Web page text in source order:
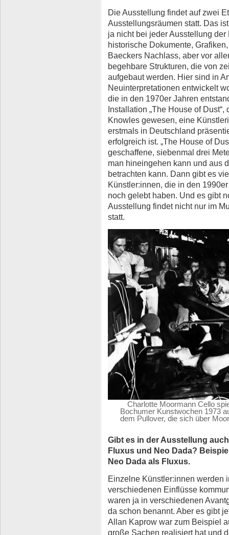
Die Ausstellung findet auf zwei
Ausstellungsräumen statt. Das
ja nicht bei jeder Ausstellung
historische Dokumente,
Baeckers Nachlass, aber vor
begehbare Strukturen, die von
aufgebaut werden. Hier sind in
Neuinterpretationen entwickelt
die in den 1970er Jahren
Installation „The House of
Knowles gewesen, eine
erstmals in Deutschland
erfolgreich ist. „The House of
geschaffene, siebenmal drei
man hineingehen kann und aus
betrachten kann. Dann gibt es
Künstler:innen, die in den
noch gelebt haben. Und es gibt
Ausstellung findet nicht nur im
statt.
Charlotte Moormann Cello
Bochumer Kunstwochen 1973
dem Pullover, die sich über
Gibt es in der Ausstellung
Fluxus und Neo Dada?
Neo Dada als Fluxus.
Einzelne Künstler:innen werden
verschiedenen Einflüsse
waren ja in verschiedenen
da schon benannt. Aber es gibt
Allan Kaprow war zum Beispiel
große Sachen realisiert hat und